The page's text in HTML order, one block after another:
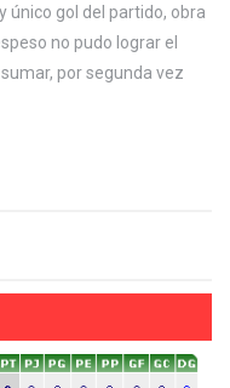
único gol del partido, obra
no pudo lograr el
por segunda vez